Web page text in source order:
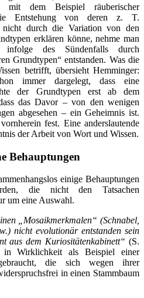
mit dem Beispiel räuberischer
Entstehung von deren z. T.
nicht durch die Variation von den
erklären könne, nehme man
des Sündenfalls durch
Grundtypen“ entstanden. Was die
betrifft, übersieht Hemminger:
immer dargelegt, dass eine
der Grundtypen erst ab dem
das Davor – von den wenigen
abgesehen – ein Geheimnis ist.
fest. Eine anderslautende
der Arbeit von Wort und Wissen.
Behauptungen
einige Behauptungen
die nicht den Tatsachen
um eine Auswahl.
„Mosaikmerkmalen“ (Schnabel,
nicht evolutionär entstanden sein
aus dem Kuriositätenkabinett“ (S.
Wirklichkeit als Beispiel einer
die sich wegen ihrer
in einen Stammbaum